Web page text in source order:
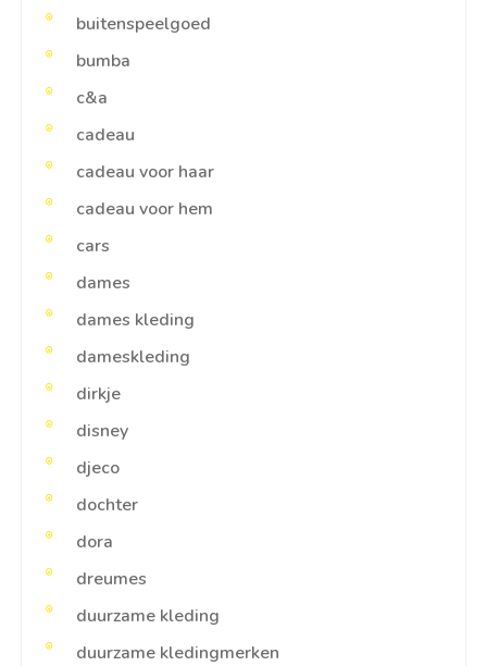
buitenspeelgoed
bumba
c&a
cadeau
cadeau voor haar
cadeau voor hem
cars
dames
dames kleding
dameskleding
dirkje
disney
djeco
dochter
dora
dreumes
duurzame kleding
duurzame kledingmerken